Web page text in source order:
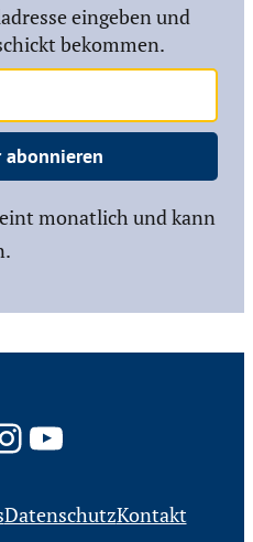
eingeben und
bekommen.
abonnieren
monatlich und kann
YouTube
DatenschutzKontakt